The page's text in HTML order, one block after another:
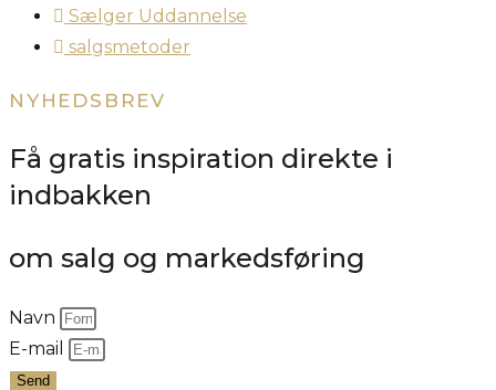
Sælger Uddannelse
salgsmetoder
NYHEDSBREV
Få gratis inspiration direkte i
indbakken
om salg og markedsføring
Navn
E-mail
Send